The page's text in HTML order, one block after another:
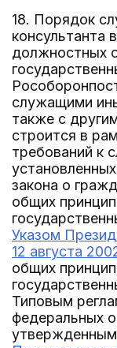
18. Порядок
консультанта
должностных
служащими
также с
строится в
требований к
закона о
общих
Указом
12 августа
общих
Типовым
федеральных
утвержденным